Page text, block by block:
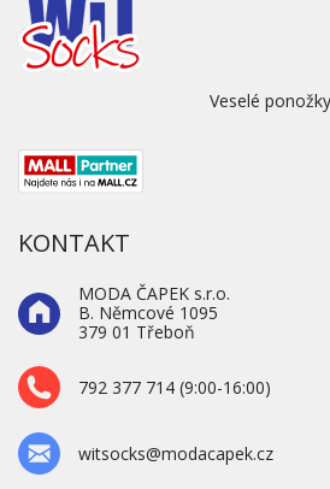
Veselé ponožky
KONTAKT
MODA ČAPEK s.r.o.
B. Němcové 1095
379 01 Třeboň
792 377 714 (9:00-16:00)
witsocks@modacapek.cz